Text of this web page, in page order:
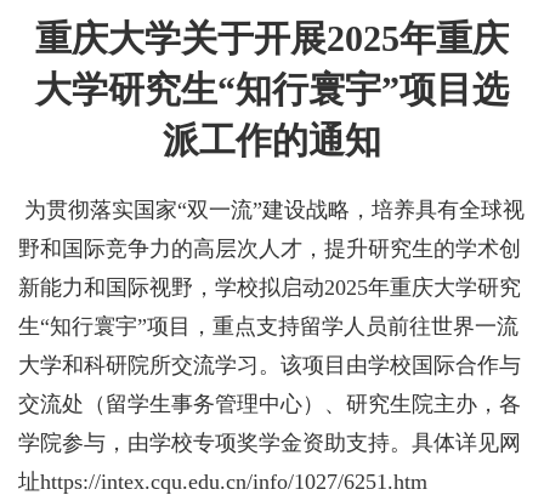
重庆大学关于开展2025年重庆
大学研究生“知行寰宇”项目选
派工作的通知
为贯彻落实国家“双一流”建设战略，培养具有全球视
野和国际竞争力的高层次人才，提升研究生的学术创
新能力和国际视野，学校拟启动2025年重庆大学研究
生“知行寰宇”项目，重点支持留学人员前往世界一流
大学和科研院所交流学习。该项目由学校国际合作与
交流处（留学生事务管理中心）、研究生院主办，各
学院参与，由学校专项奖学金资助支持。具体详见网
址https://intex.cqu.edu.cn/info/1027/6251.htm